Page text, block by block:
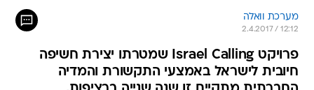
מערכת וואלה
2.4.2017 / 12:12
פרויקט Israel Calling שמטרתו יצירת חשיפה
חיובית לישראל באמצעי התקשורת והמדיה